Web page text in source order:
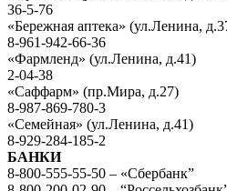
36-5-76
«Бережная аптека» (ул.Ленина,
8-961-942-66-36
«Фармленд» (ул.Ленина, д.41)
2-04-38
«Саффарм» (пр.Мира, д.27)
8-987-869-780-3
«Семейная» (ул.Ленина, д.41)
8-929-284-185-2
БАНКИ
8-800-555-55-50 – «Сбербанк”